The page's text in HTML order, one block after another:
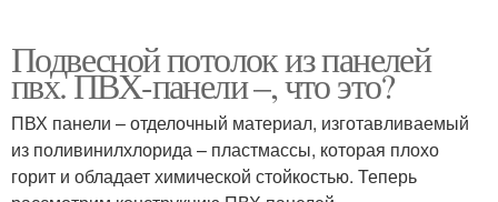
Подвесной потолок из панелей
пвх. ПВХ-панели –, что это?
ПВХ панели – отделочный материал, изготавливаемый
из поливинилхлорида – пластмассы, которая плохо
горит и обладает химической стойкостью. Теперь